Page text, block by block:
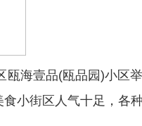
海壹品(瓯品园)小区
小街区人气十足，各